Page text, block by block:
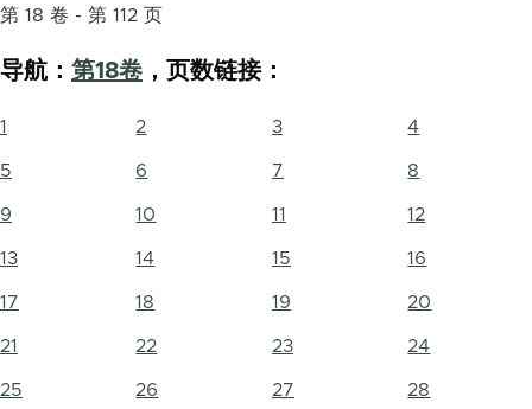
第 18 卷 - 第 112 页
导航： 第18卷 ，页数链接：
1 2 3 4
5 6 7 8
9 10 11 12
13 14 15 16
17 18 19 20
21 22 23 24
25 26 27 28